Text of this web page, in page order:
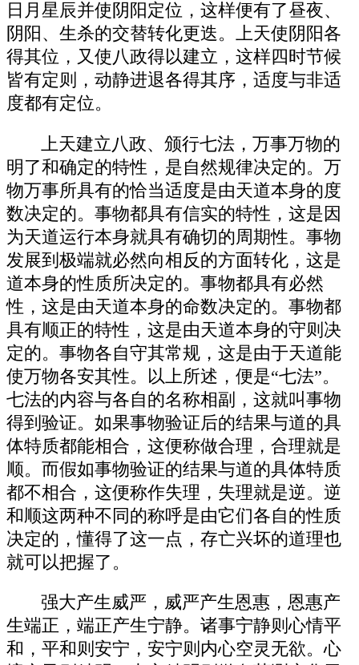
日月星辰并使阴阳定位，这样便有了昼夜、
阴阳、生杀的交替转化更迭。上天使阴阳各
得其位，又使八政得以建立，这样四时节候
皆有定则，动静进退各得其序，适度与非适
度都有定位。
上天建立八政、颁行七法，万事万物的
明了和确定的特性，是自然规律决定的。万
物万事所具有的恰当适度是由天道本身的度
数决定的。事物都具有信实的特性，这是因
为天道运行本身就具有确切的周期性。事物
发展到极端就必然向相反的方面转化，这是
道本身的性质所决定的。事物都具有必然
性，这是由天道本身的命数决定的。事物都
具有顺正的特性，这是由天道本身的守则决
定的。事物各自守其常规，这是由于天道能
使万物各安其性。以上所述，便是“七法”。
七法的内容与各自的名称相副，这就叫事物
得到验证。如果事物验证后的结果与道的具
体特质都能相合，这便称做合理，合理就是
顺。而假如事物验证的结果与道的具体特质
都不相合，这便称作失理，失理就是逆。逆
和顺这两种不同的称呼是由它们各自的性质
决定的，懂得了这一点，存亡兴坏的道理也
就可以把握了。
强大产生威严，威严产生恩惠，恩惠产
生端正，端正产生宁静。诸事宁静则心情平
和，平和则安宁，安宁则内心空灵无欲。心